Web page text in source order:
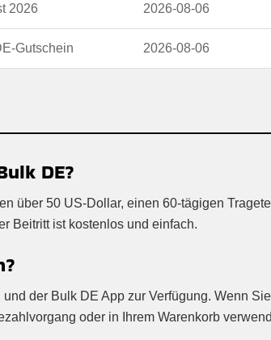
2026 2026-08-06
Gutschein 2026-08-06
DE?
über 50 US-Dollar, einen 60-tägigen
Beitritt ist kostenlos und einfach.
der Bulk DE App zur Verfügung. Wenn
oder in Ihrem Warenkorb